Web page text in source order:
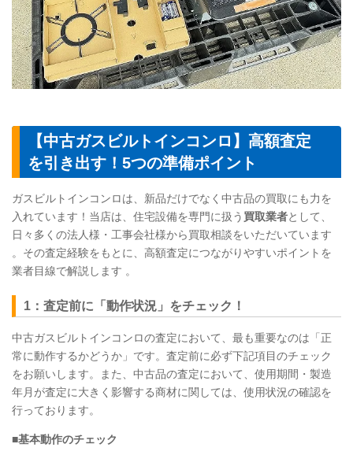
【中古ガスビルトインコンロ】高額査定
を引き出す！5つの準備ポイント
ガスビルトインコンロは、新品だけでなく中古品の買取にも力を
入れています！当店は、住宅設備を専門に扱う 買取業者として、
日々多くの法人様・工事会社様から買取相談をいただいています
。その査定経験をもとに、高額査定につながりやすいポイントを
業者目線で解説します 。
1：査定前に「動作状況」をチェック！
中古ガスビルトインコンロの査定において、最も重要なのは「正
常に動作するかどうか」です。査定前に必ず下記項目のチェック
をお願いします。また、中古品の査定において、使用期間・製造
年月が査定に大きく影響する商材に関しては、使用状況の確認を
行っております。
■基本動作のチェック